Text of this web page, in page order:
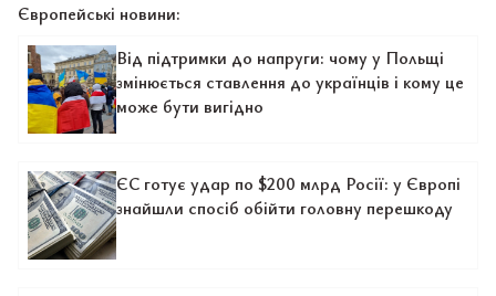
Європейські новини:
Від підтримки до напруги: чому у Польщі
змінюється ставлення до українців і кому це
може бути вигідно
ЄС готує удар по $200 млрд Росії: у Європі
знайшли спосіб обійти головну перешкоду